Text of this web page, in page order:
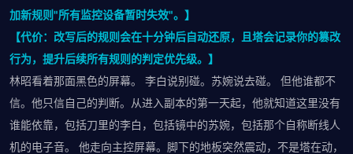
加新规则"所有监控设备暂时失效"。】
【代价：改写后的规则会在十分钟后自动还原，且塔会记录你的篡改
行为，提升后续所有规则的判定优先级。】
林昭看着那面黑色的屏幕。 李白说别碰。苏婉说去碰。 但他谁都不
信。他只信自己的判断。从进入副本的第一天起，他就知道这里没有
谁能依靠，包括刀里的李白，包括镜中的苏婉，包括那个自称断线人
机的电子音。 他走向主控屏幕。脚下的地板突然震动，不是塔在动，